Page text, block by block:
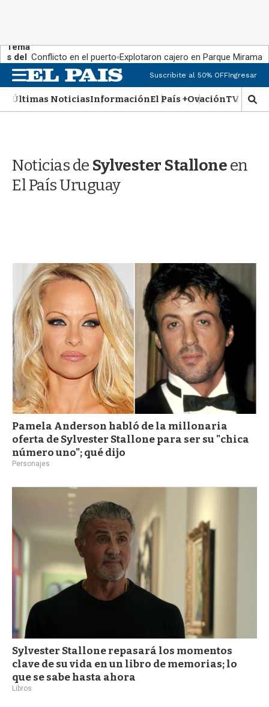
Tema
s del
día:
Conflicto en el puerto Explotaron cajero en Parque Miramar
M
e
n
u
Suscribite al 50% OFFIngresar
Últimas NoticiasInformaciónEl País +OvaciónTV Show
M
o
d
Noticias de Sylvester Stalloneen
El País Uruguay
Pamela Anderson habló de la millonaria
oferta de Sylvester Stallone para ser su "chica
número uno"; qué dijo
Personajes
Sylvester Stallone repasará los momentos
clave de su vida en un libro de memorias; lo
que se sabe hasta ahora
Libros